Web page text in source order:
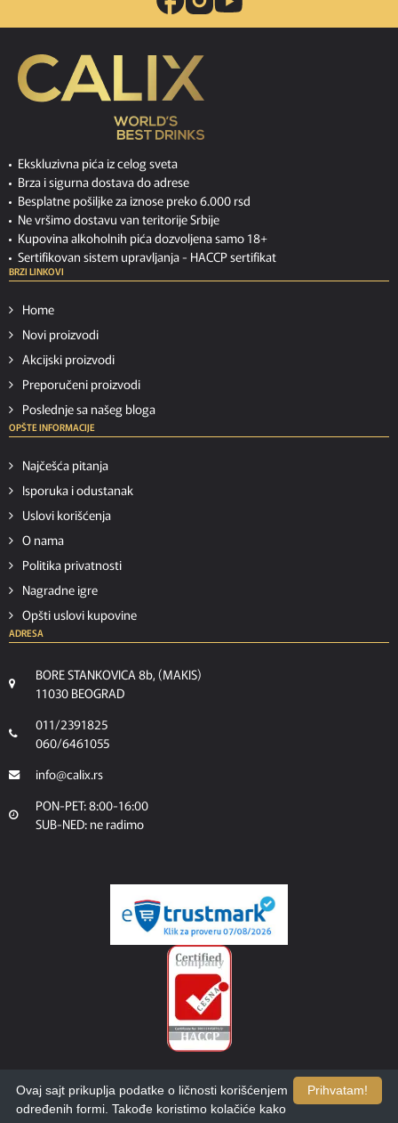
Ekskluzivna pića iz celog sveta
Brza i sigurna dostava do adrese
Besplatne pošiljke za iznose preko 6.000 rsd
Ne vršimo dostavu van teritorije Srbije
Kupovina alkoholnih pića dozvoljena samo 18+
Sertifikovan sistem upravljanja - HACCP sertifikat
BRZI LINKOVI
Home
Novi proizvodi
Akcijski proizvodi
Preporučeni proizvodi
Poslednje sa našeg bloga
OPŠTE INFORMACIJE
Najčešća pitanja
Isporuka i odustanak
Uslovi korišćenja
O nama
Politika privatnosti
Nagradne igre
Opšti uslovi kupovine
ADRESA
BORE STANKOVICA 8b, (MAKIS)
11030 BEOGRAD
011/2391825
060/6461055
info@calix.rs
PON-PET: 8:00-16:00
SUB-NED: ne radimo
Prihvatam!
Ovaj sajt prikuplja podatke o ličnosti korišćenjem
određenih formi. Takođe koristimo kolačiće kako